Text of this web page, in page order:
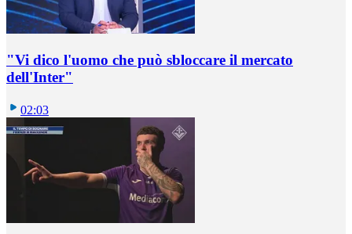
"Vi dico l'uomo che può sbloccare il mercato
dell'Inter"
02:03